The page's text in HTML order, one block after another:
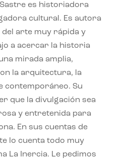
es historiadora
cultural. Es autora
del arte muy rápida y
a acercar la historia
mirada amplia,
la arquitectura, la
contemporáneo. Su
que la divulgación sea
y entretenida para
En sus cuentas de
lo cuenta todo muy
La Inercia. Le pedimos